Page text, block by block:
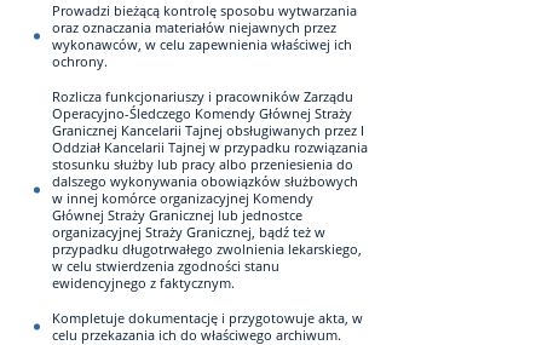
Prowadzi bieżącą kontrolę sposobu wytwarzania
oraz oznaczania materiałów niejawnych przez
wykonawców, w celu zapewnienia właściwej ich
ochrony.
Rozlicza funkcjonariuszy i pracowników Zarządu
Operacyjno-Śledczego Komendy Głównej Straży
Granicznej Kancelarii Tajnej obsługiwanych przez I
Oddział Kancelarii Tajnej w przypadku rozwiązania
stosunku służby lub pracy albo przeniesienia do
dalszego wykonywania obowiązków służbowych
w innej komórce organizacyjnej Komendy
Głównej Straży Granicznej lub jednostce
organizacyjnej Straży Granicznej, bądź też w
przypadku długotrwałego zwolnienia lekarskiego,
w celu stwierdzenia zgodności stanu
ewidencyjnego z faktycznym.
Kompletuje dokumentację i przygotowuje akta, w
celu przekazania ich do właściwego archiwum.